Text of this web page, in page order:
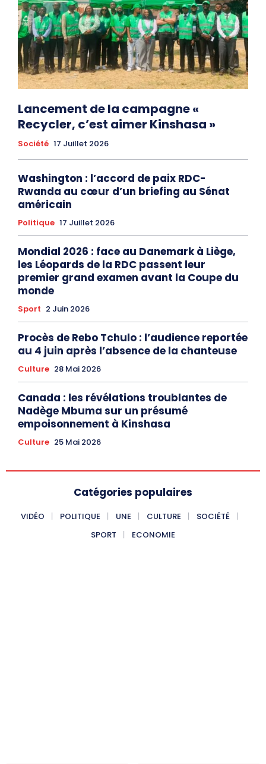
Lancement de la campagne «
Recycler, c’est aimer Kinshasa »
Société 17 Juillet 2026
Washington : l’accord de paix RDC-
Rwanda au cœur d’un briefing au Sénat
américain
Politique 17 Juillet 2026
Mondial 2026 : face au Danemark à Liège,
les Léopards de la RDC passent leur
premier grand examen avant la Coupe du
monde
Sport 2 Juin 2026
Procès de Rebo Tchulo : l’audience reportée
au 4 juin après l’absence de la chanteuse
Culture 28 Mai 2026
Canada : les révélations troublantes de
Nadège Mbuma sur un présumé
empoisonnement à Kinshasa
Culture 25 Mai 2026
Catégories populaires
VIDÉO POLITIQUE UNE CULTURE
SOCIÉTÉ
SPORT
ECONOMIE